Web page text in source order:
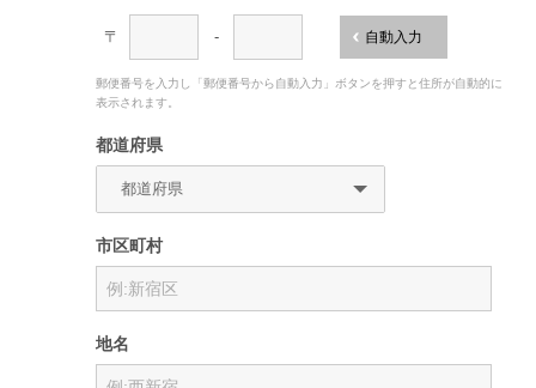
〒 - 自動入力
郵便番号を入力し「郵便番号から自動入力」ボタンを押すと住所が自動的に
表示されます。
都道府県
市区町村
地名